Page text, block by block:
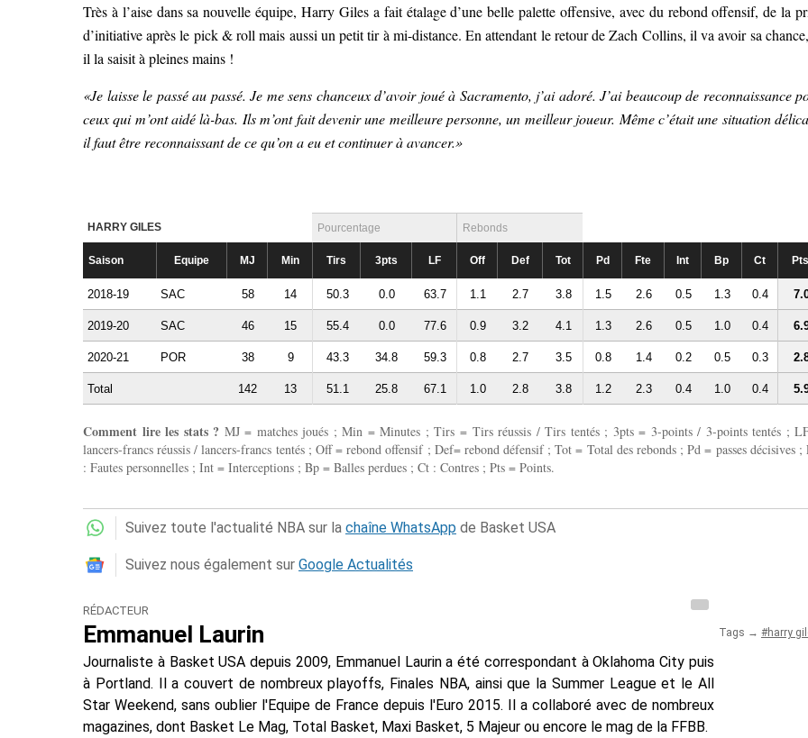
Très à l’aise dans sa nouvelle équipe, Harry Giles a fait étalage d’une belle palette offensive, avec du rebond offensif, de la
d’initiative après le pick & roll mais aussi un petit tir à mi-distance. En attendant le retour de Zach Collins, il va avoir sa
il la saisit à pleines mains !
«Je laisse le passé au passé. Je me sens chanceux d’avoir joué à Sacramento, j’ai adoré. J’ai beaucoup de reconnaissance
ceux qui m’ont aidé là-bas. Ils m’ont fait devenir une meilleure personne, un meilleur joueur. Même c’était une situation
il faut être reconnaissant de ce qu’on a eu et continuer à avancer.»
HARRY GILES Pourcentage Rebonds
Saison Equipe MJ Min Tirs 3pts LF Off Def Tot Pd Fte Int Bp Ct Pts
2018-19 SAC 58 14 50.3 0.0 63.7 1.1 2.7 3.8 1.5 2.6 0.5 1.3 0.4
2019-20 SAC 46 15 55.4 0.0 77.6 0.9 3.2 4.1 1.3 2.6 0.5 1.0 0.4
2020-21 POR 38 9 43.3 34.8 59.3 0.8 2.7 3.5 0.8 1.4 0.2 0.5 0.3
Total 142 13 51.1 25.8 67.1 1.0 2.8 3.8 1.2 2.3 0.4 1.0 0.4
Comment lire les stats ? MJ = matches joués ; Min = Minutes ; Tirs = Tirs réussis / Tirs tentés ; 3pts = 3-points / 3-points tentés ;
lancers-francs réussis / lancers-francs tentés ; Off = rebond offensif ; Def= rebond défensif ; Tot = Total des rebonds ; Pd = passes décisives ;
: Fautes personnelles ; Int = Interceptions ; Bp = Balles perdues ; Ct : Contres ; Pts = Points.
Suivez toute l'actualité NBA sur la chaîne WhatsApp de Basket USA
Suivez nous également sur Google Actualités
RÉDACTEUR
Emmanuel Laurin
Journaliste à Basket USA depuis 2009, Emmanuel Laurin a été correspondant à Oklahoma City puis
à Portland. Il a couvert de nombreux playoffs, Finales NBA, ainsi que la Summer League et le All
Star Weekend, sans oublier l'Equipe de France depuis l'Euro 2015. Il a collaboré avec de nombreux
magazines, dont Basket Le Mag, Total Basket, Maxi Basket, 5 Majeur ou encore le mag de la FFBB.
Tags → harry